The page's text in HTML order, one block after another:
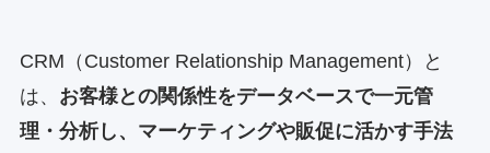
CRM（Customer Relationship Management）と
は、 お客様との関係性をデータベースで一元管
理・分析し、マーケティングや販促に活かす手法